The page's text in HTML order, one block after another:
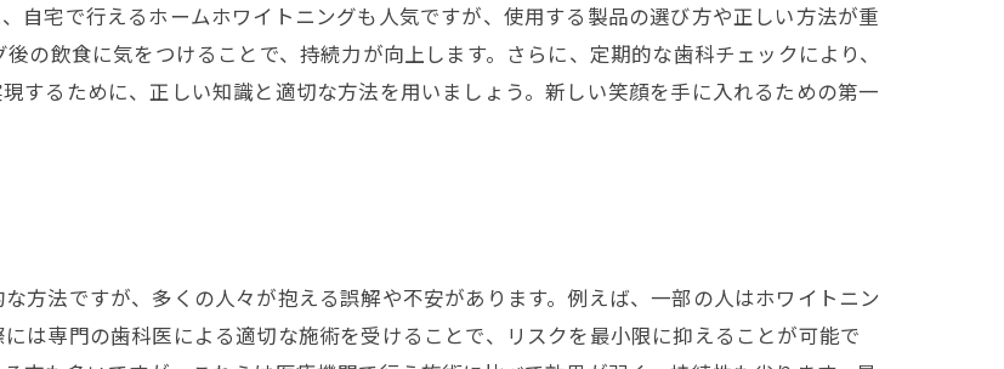
自宅で行えるホームホワイトニングも人気ですが、使用する製品の選び方や正しい方法が重
の飲食に気をつけることで、持続力が向上します。さらに、定期的な歯科チェックにより、
するために、正しい知識と適切な方法を用いましょう。新しい笑顔を手に入れるための第一
方法ですが、多くの人々が抱える誤解や不安があります。例えば、一部の人はホワイトニン
は専門の歯科医による適切な施術を受けることで、リスクを最小限に抑えることが可能で